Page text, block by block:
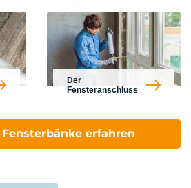
Der
Fensteranschluss
erfahren